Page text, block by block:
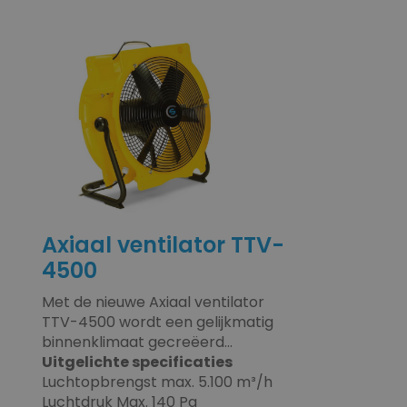
Axiaal ventilator TTV-
4500
Met de nieuwe Axiaal ventilator
TTV-4500 wordt een gelijkmatig
binnenklimaat gecreëerd...
Uitgelichte specificaties
Luchtopbrengst max. 5.100 m³/h
Luchtdruk Max. 140 Pa